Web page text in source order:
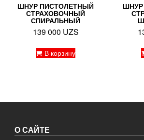
ШНУР ПИСТОЛЕТНЫЙ
СТРАХОВОЧНЫЙ
СПИРАЛЬНЫЙ
139 000 UZS
В корзину
О САЙТЕ